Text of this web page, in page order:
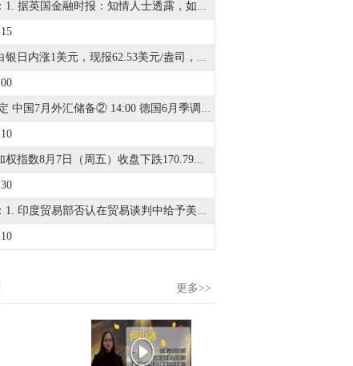
美元：1. 据英国金融时报：知情人士透露，如果未来几周公布的通胀数据表现强劲，且市场对借贷成本上升的预期升温，美联储主席沃什将准备在9月会议上加息。2. 美联储穆萨莱姆：为了追求更高GDP而制定宽松政策是错误的。3. 美联储穆萨莱姆：预计通胀持续高于目标的可能性加大，在最近的FOMC会议上倾向于加息。4. 美联储FIMA回购机制已连续第八周零使用。5. 据伊拉克国家通讯社援引官方消息人士称，美联储向伊拉克央行运送了5亿美元现金。6. 美国初请失业金人数温和回升但低于预期，企业裁员计划减少。7. 高盛质疑美元主导地位受威胁论，称日元干预影响有限。欧元：1. 德国6月工厂订单大增3.1%，经济复苏信号进一步增强。2. 知情人士：德国央行行长内格尔拟竞逐欧洲央行行长接班人。3. 据报道，华盛顿上周晚些时候为提振日元而出售欧元的操作令欧洲央行措手不及，美国在这轮历史性的货币干预行动实施后才通知欧洲央行。英镑：1. 英国央行：AI正在提升英国的生产率，但也对就业造成负面影响。日元：1. 日本财务省：在4月至6月当季，日本最大规模的单日汇市干预行动发生在4月30日，干预金额达到6.2787万亿日元。2. 据日经新闻：因交易量大幅上升，日本将评估调整自营交易额度。韩元：1. 路透调查：投资者对韩元的看涨情绪为10个多月来首次转为正面。其他：1. 路透调查：对印度卢比的空头押注降至2025年7月中旬以来最低水平；对印尼盾的看跌押注降至2026年1月初以来最低水平。2. 路透调查：美元兑加元汇率预计在3个月内基本持平于1.40（与7月调查一致）；美元兑加元汇率预计在12个月内下跌2.6%至1.366（7月调查预期为1.36）。
现货白银日内涨1美元，现报62.53美元/盎司，涨幅1.64%。
① 待定 中国7月外汇储备② 14:00 德国6月季调后工业产出月率③ 14:00 德国6月季调后贸易帐④ 14:00 英国7月Halifax季调后房价指数月率⑤ 14:45 法国6月贸易帐⑥ 15:00 瑞士7月消费者信心指数⑦ 20:30 加拿大7月就业人数⑧ 20:30 美国7月失业率⑨ 20:30 美国7月季调后非农就业人口⑩ 20:30 美国7月平均每小时工资年率⑪ 20:30 美国7月平均每小时工资月率⑫ 22:00 美联储巴尔金发表讲话⑬ 23:00 美国7月纽约联储1年通胀预期⑭ 次日01:00 美国至8月7日当周石油钻井总数
台湾加权指数8月7日（周五）收盘下跌170.79点，跌幅0.38%，报44225.91点。
能源：1. 印度贸易部否认在贸易谈判中给予美国乙醇优惠待遇。2. 海事数据追踪机构Kpler的数据显示，周三仅有两艘船通过霍尔木兹海峡，低于前一天的8艘。3. 沙特阿美将于下个月交付亚洲客户的阿拉伯轻质原油价格下调50美分/桶，较阿曼/迪拜平均价贴水2美元/桶；将9月销往西北欧的阿拉伯轻质原油官方售价定为较洲际交易所布伦特结算价贴水2.15美元/桶；将9月销往美国的阿拉伯轻质原油官方售价定为较阿格斯含硫原油升水3.60美元/桶。4. 美银：将欧洲冬季TTF天然气价格预测上调至65欧元/兆瓦时，因欧洲天然气实物库存偏低。如果霍尔木兹海峡在冬季前无法可靠开放，TTF天然气价格存在飙升至80欧元/兆瓦时以上的风险。5. 美国7月沙特原油进口降至零，40多年来首次整月中断。6. 韩国计划将对中东石油的依赖度降至60%或以下。7. 数据显示，贸易商在7月下旬从韩国向俄罗斯运送近3万吨成品油。农业/矿业：1. 据官方法令，刚果（金）禁止出口铜精矿和钴精矿。2. 特朗普实施多晶硅相关关税和最低进口价，设置120天的过渡期。3. 世界黄金协会：金价7月持平，未来走势取决于实际利率、美元及央行应对。4. 世界黄金协会：全球黄金ETF在7月吸引了30亿美元的资金流入，扭转了连续两个月的流出态势。5. 美国商务部：将禁止出口钨废料和电池废料。伊朗局势：1. 美媒：伊朗与阿曼达成一项不收费的临时协议框架，以暂时重新开放霍尔木兹海峡。2. 沙特官员：伊朗方面正策划袭击沙特。3. 特朗普：与伊朗的协议可能很快达成，海峡某种程度上算是开放的。4. 行业人士：伊朗-阿曼拟议海峡协议面临美国制裁与保险双重障碍。5. 伊朗计划收紧霍尔木兹海峡过境规则。6. 知情人士透露，霍尔木兹海峡北部和南部航道将被取消。所有通行将随后转移到中央走廊，由伊朗管理入口，伊朗和阿曼共同管理出口。其他：1. 航运巨头马士基：将在陆上运输中实施反映成本的能源/燃料价格临时调整。2. 马士基：自8月12日起，从远东亚洲至地中海的货运将不再适用重货附加费。3. 据塔斯社：俄罗斯总统普京下令在俄罗斯建立钻石切割产业集群。
更多>>